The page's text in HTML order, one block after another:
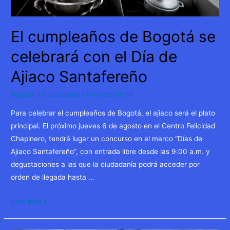
El cumpleaños de Bogotá se
celebrará con el Día de
Ajiaco Santafereño
Bogotá Mi Localidad / Por c2521078
Para celebrar el cumpleaños de Bogotá, el ajiaco será el plato
principal. El próximo jueves 6 de agosto en el Centro Felicidad
Chapinero, tendrá lugar un concurso en el marco “Días de
Ajiaco Santafereño”, con entrada libre desde las 9:00 a.m. y
degustaciones a las que la ciudadanía podrá acceder por
orden de llegada hasta …
El
Leer más »